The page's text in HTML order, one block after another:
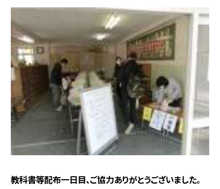
教科書等配布一日目、ご協力ありがとうございました。